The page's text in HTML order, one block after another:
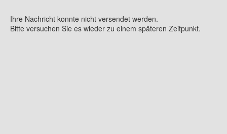
Datenschutz
Ihre Nachricht konnte nicht versendet werden.
Bitte versuchen Sie es wieder zu einem späteren Zeitpunkt.